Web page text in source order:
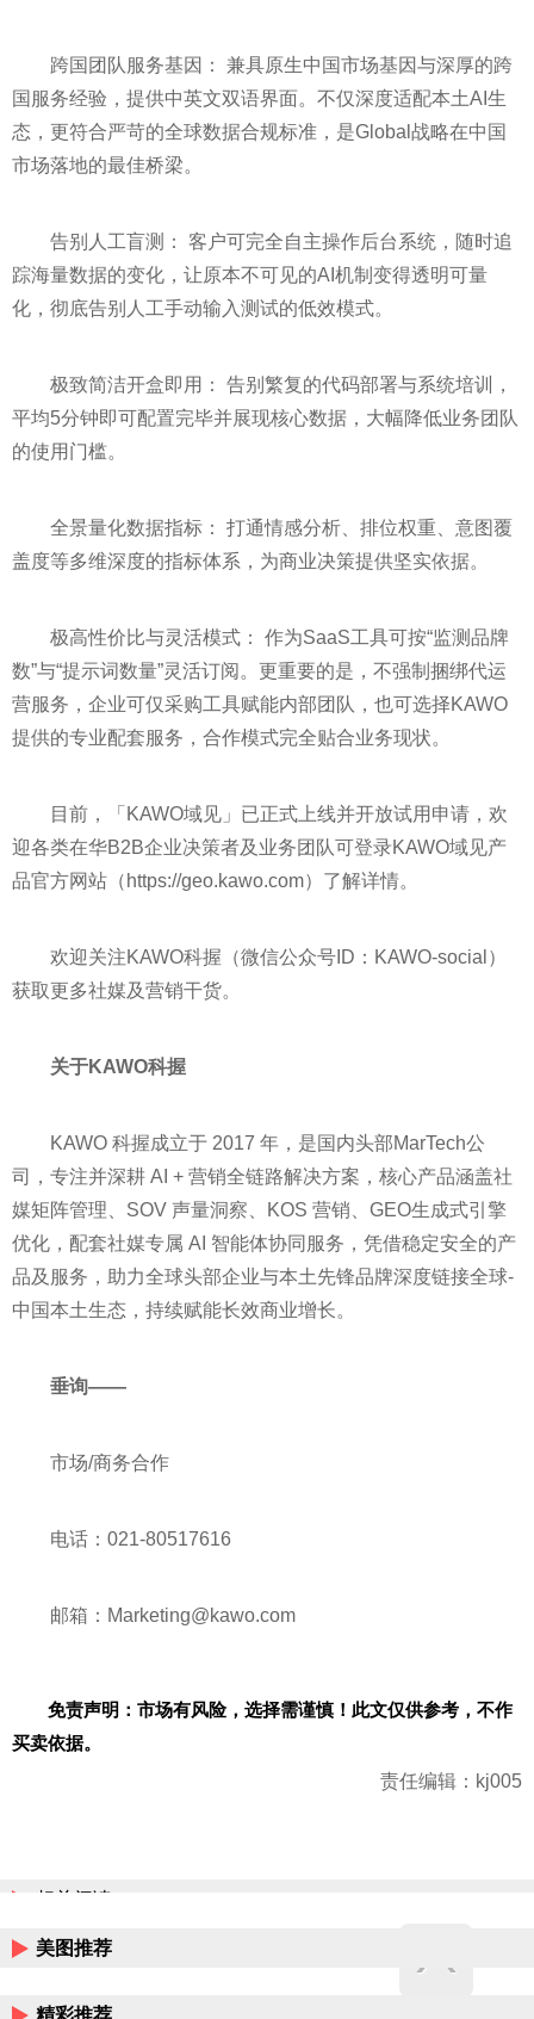
跨国团队服务基因： 兼具原生中国市场基因与深厚的跨
国服务经验，提供中英文双语界面。不仅深度适配本土AI生
态，更符合严苛的全球数据合规标准，是Global战略在中国
市场落地的最佳桥梁。
告别人工盲测： 客户可完全自主操作后台系统，随时追
踪海量数据的变化，让原本不可见的AI机制变得透明可量
化，彻底告别人工手动输入测试的低效模式。
极致简洁开盒即用： 告别繁复的代码部署与系统培训，
平均5分钟即可配置完毕并展现核心数据，大幅降低业务团队
的使用门槛。
全景量化数据指标： 打通情感分析、排位权重、意图覆
盖度等多维深度的指标体系，为商业决策提供坚实依据。
极高性价比与灵活模式： 作为SaaS工具可按“监测品牌
数”与“提示词数量”灵活订阅。更重要的是，不强制捆绑代运
营服务，企业可仅采购工具赋能内部团队，也可选择KAWO
提供的专业配套服务，合作模式完全贴合业务现状。
目前，「KAWO域见」已正式上线并开放试用申请，欢
迎各类在华B2B企业决策者及业务团队可登录KAWO域见产
品官方网站（https://geo.kawo.com）了解详情。
欢迎关注KAWO科握（微信公众号ID：KAWO-social）
获取更多社媒及营销干货。
关于KAWO科握
KAWO 科握成立于 2017 年，是国内头部MarTech公
司，专注并深耕 AI + 营销全链路解决方案，核心产品涵盖社
媒矩阵管理、SOV 声量洞察、KOS 营销、GEO生成式引擎
优化，配套社媒专属 AI 智能体协同服务，凭借稳定安全的产
品及服务，助力全球头部企业与本土先锋品牌深度链接全球-
中国本土生态，持续赋能长效商业增长。
垂询——
市场/商务合作
电话：021-80517616
邮箱：Marketing@kawo.com
免责声明：市场有风险，选择需谨慎！此文仅供参考，不作
买卖依据。
责任编辑：kj005
相关阅读
美图推荐
精彩推荐